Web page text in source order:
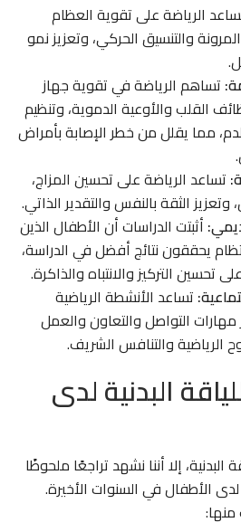
الرياضة على تقوية العظام
والتنسيق الحركي، وتعزيز نمو
تساهم الرياضة في تقوية جهاز
القلب والأوعية الدموية، وتنظيم
مما يقلل من خطر الإصابة بأمراض
تساعد الرياضة على تحسين المزاج،
وتعزيز الثقة بالنفس والتقدير الذاتي.
أثبتت الدراسات أن الأطفال الذين
يحققون نتائج أفضل في الدراسة،
تحسين التركيز والانتباه والذاكرة.
تساعد الأنشطة الرياضية
التواصل والتعاون والعمل
الرياضية والتنافس الشريف.
البدنية لدى
إلا أننا نشهد تراجعًا ملحوظًا
الأطفال في السنوات الأخيرة.